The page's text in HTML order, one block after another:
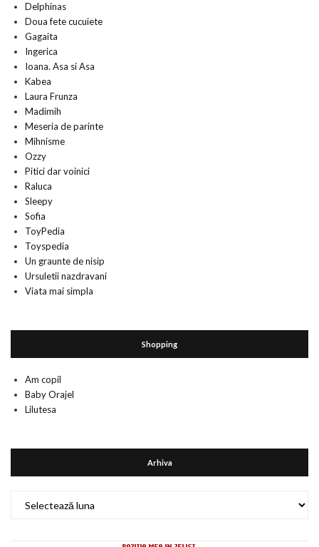
Delphinas
Doua fete cucuiete
Gagaita
Ingerica
Ioana. Asa si Asa
Kabea
Laura Frunza
Madimih
Meseria de parinte
Mihnisme
Ozzy
Pitici dar voinici
Raluca
Sleepy
Sofia
ToyPedia
Toyspedia
Un graunte de nisip
Ursuletii nazdravani
Viata mai simpla
Shopping
Am copil
Baby Orajel
Lilutesa
Arhiva